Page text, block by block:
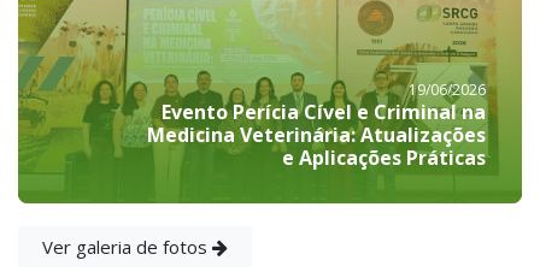
19/06/2026
Evento Perícia Cível e Criminal na
Medicina Veterinária: Atualizações
e Aplicações Práticas
Ver galeria de fotos